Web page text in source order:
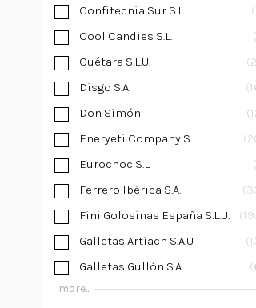
Confitecnia Sur S.L.
Cool Candies S.L.
Cuétara S.L.U.
Disgo S.A.
Don Simón
Eneryeti Company S.L
Eurochoc S.L
Ferrero Ibérica S.A.
Fini Golosinas España S.L.U.
Galletas Artiach S.A.U
Galletas Gullón S.A
more...